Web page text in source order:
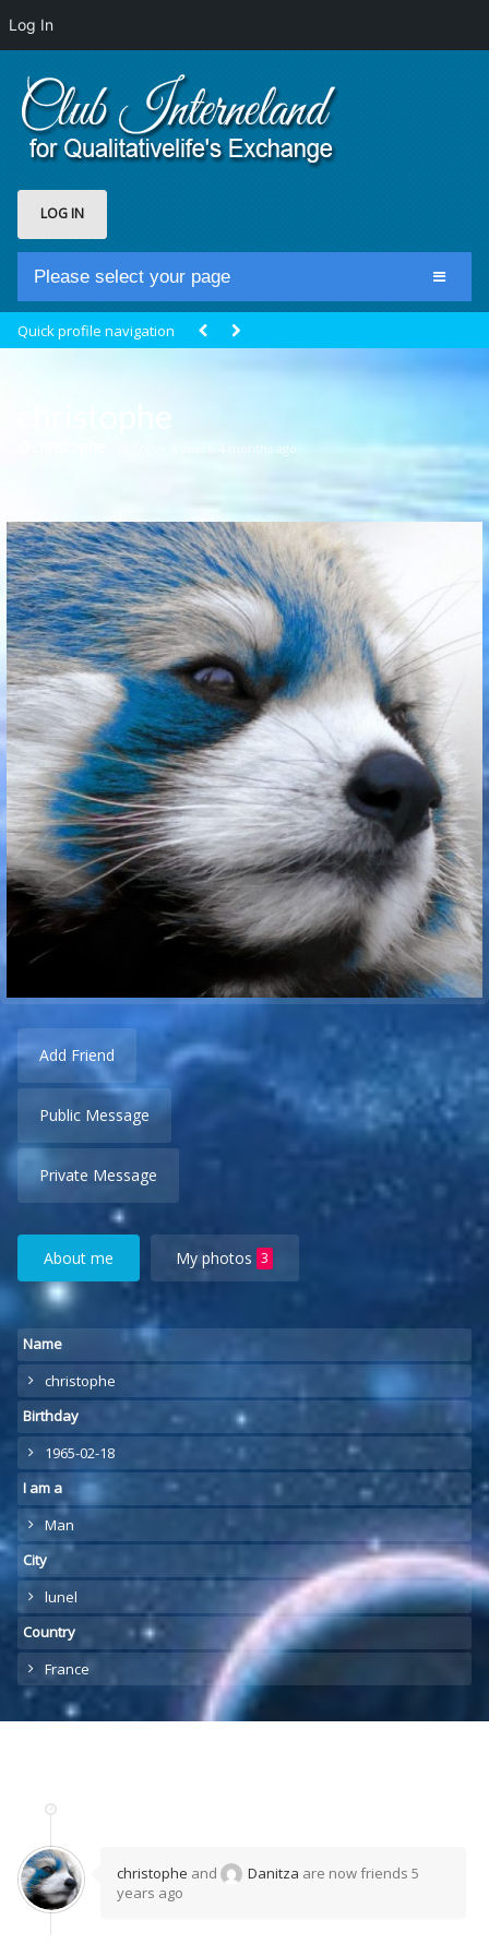
Log In
LOG IN
Please select your page
Cristal Temple
Meeting Point
The Yacht Club
Quick profile navigation
christophe
Active 4 years, 4 months ago
Add Friend
Public Message
Private Message
About me My photos 3
Name
christophe
Birthday
1965-02-18
I am a
Man
City
lunel
Country
France
christophe and Danitza are now friends 5
years ago